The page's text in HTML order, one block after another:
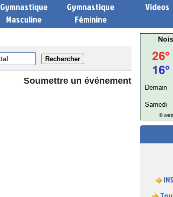
Gymnastique
Masculine
Gymnastique
Féminine
Videos
Soumettre un événement
©